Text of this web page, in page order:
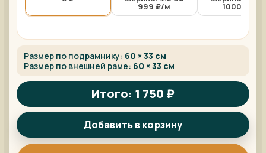
999 ₽/м 1000 ₽/м
Размер по подрамнику: 60 × 33 см
Размер по внешней раме: 60 × 33 см
Итого: 1 750 ₽
Добавить в корзину